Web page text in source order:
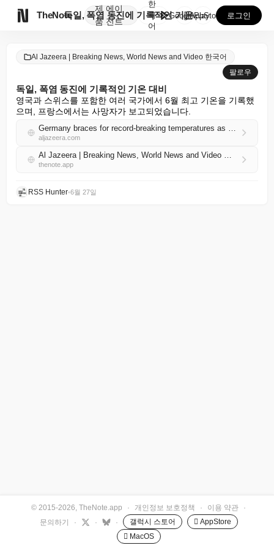
TheNote
제
품
에이
전트
독일, 폭염 동진에 기록적인 기온 대비
한
국
어
GooglePlay
AppStore 로그인
Al Jazeera | Breaking News, World News and Video 한국어
팔로우
독일, 폭염 동진에 기록적인 기온 대비
영국과 스위스를 포함한 여러 국가에서 6월 최고 기온을 기록했
으며, 프랑스에서는 사망자가 보고되었습니다.
Germany braces for record-breaking temperatures as heatwave moves east
aljazeera.com
Al Jazeera | Breaking News, World News and Video 한국어 RSS
thenote.app
RSS Hunter•6월 27일
© 2015-2026, TheNote.app · 개인정보 보호정책 · 이용 약관
·
문의하기
· · · 갤럭시 스토어
 AppStore
 MacOS